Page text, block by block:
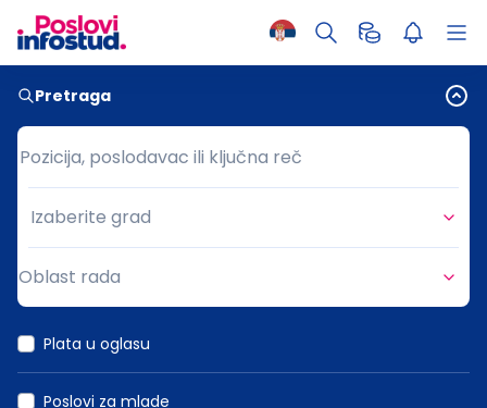
Pretraga
Pozicija, poslodavac ili ključna reč
Pozicija, poslodavac ili ključna reč
Grad
Izaberite grad
Oblast rada
Plata u oglasu
Poslovi za mlade